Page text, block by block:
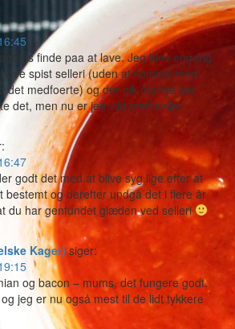
finde paa at lave. Jeg blev engang
spist selleri (uden at komme med
det medfoerte) og der gik mange aar
det, men nu er jeg vild med selleri.
godt det med at blive syg lige efter at
bestemt og derefter undgå det i flere år
du har genfundet glæden ved selleri
Kager) siger:
og bacon – mums, det fungere godt.
jeg er nu også mest til de lidt tykkere